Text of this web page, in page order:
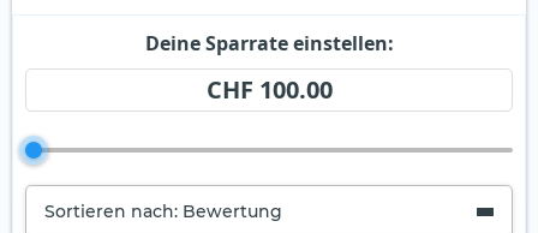
Deine Sparrate einstellen:
CHF 100.00
Sortieren nach: Bewertung